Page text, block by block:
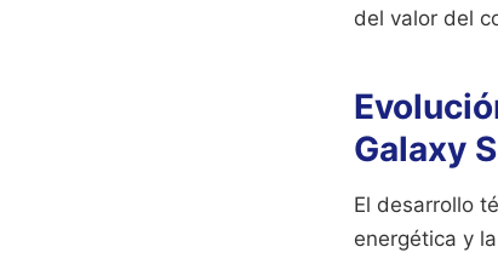
del valor del
Galaxy
El desarrollo
energética y